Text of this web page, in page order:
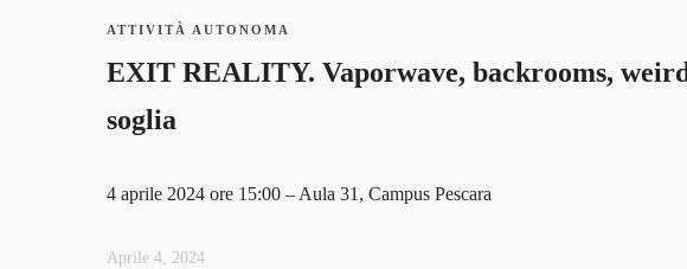
ATTIVITÀ AUTONOMA
EXIT REALITY. Vaporwave, backrooms,
soglia
4 aprile 2024 ore 15:00 – Aula 31, Campus Pescara
Aprile 4, 2024
0 Students